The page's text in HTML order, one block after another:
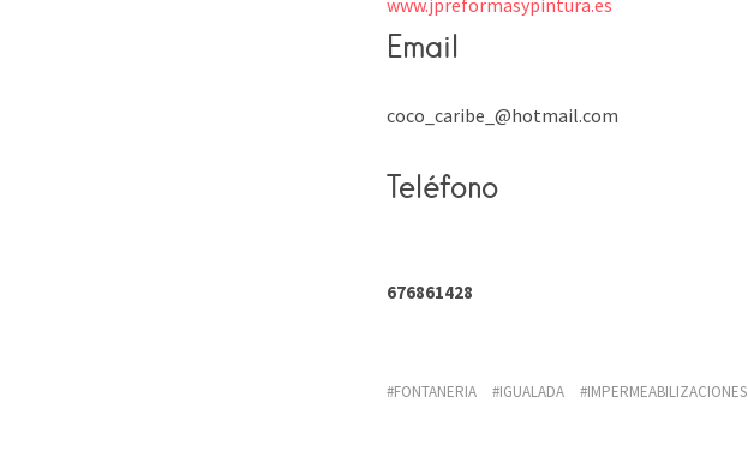
www.jpreformasypintura.es
Email
coco_caribe_@hotmail.com
Teléfono
676861428
FONTANERIA IGUALADA IMPERMEABILIZACIONES